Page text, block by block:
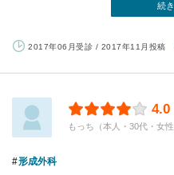
続
2017年06月受診 / 2017年11月投稿
4.0
もっち（本人・30代・女
形成外科